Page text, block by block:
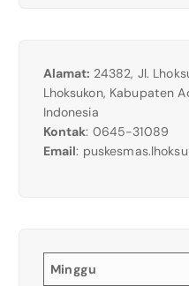
Alamat: 24382, Jl.
Lhoksukon, Kabupaten
Indonesia
Kontak: 0645-31089
Email:
Minggu